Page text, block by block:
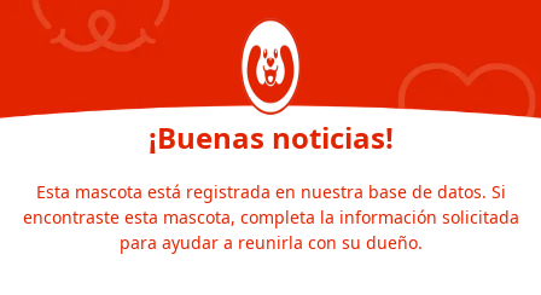
¡Buenas noticias!
Esta mascota está registrada en nuestra base de datos. Si
encontraste esta mascota, completa la información solicitada
para ayudar a reunirla con su dueño.